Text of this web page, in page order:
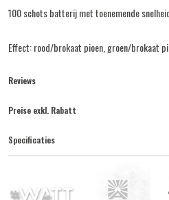
100 schots batterij met toenemende
Effect: rood/brokaat pioen, groen/brokaat
Reviews
Preise exkl. Rabatt
Specificaties